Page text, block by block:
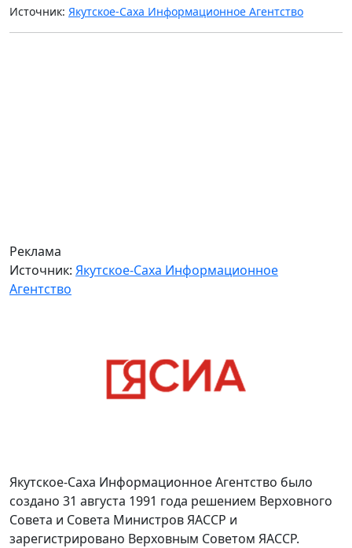
Источник: Якутское-Саха Информационное Агентство
Реклама
Источник: Якутское-Саха Информационное
Агентство
Якутское-Саха Информационное Агентство было
создано 31 августа 1991 года решением Верховного
Совета и Совета Министров ЯАССР и
зарегистрировано Верховным Советом ЯАССР.